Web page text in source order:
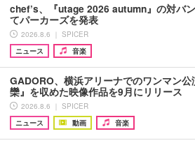
chef’s、『utage 2026 autumn』の対バ
てパーカーズを発表
2026.8.6 ｜ SPICER
ニュース
音楽
GADORO、横浜アリーナでのワンマン公
欒』を収めた映像作品を9月にリリース
2026.8.6 ｜ SPICER
ニュース
動画 音楽